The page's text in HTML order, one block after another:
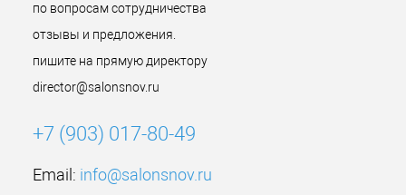
по вопросам сотрудничества
отзывы и предложения.
пишите на прямую директору
director@salonsnov.ru
+7 (903) 017-80-49
Email: info@salonsnov.ru